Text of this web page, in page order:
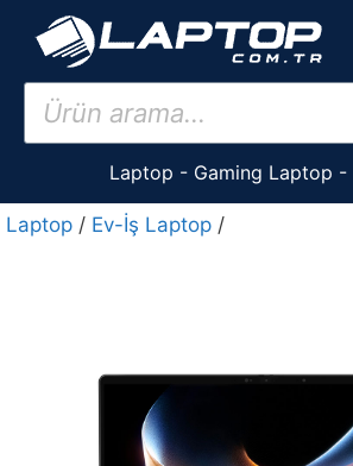
İçeriğe
Products
search
Laptop - Gaming Laptop -
Laptop / Ev-İş Laptop /